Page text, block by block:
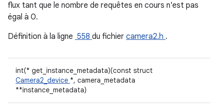
flux tant que le nombre de requêtes en cours n'est pas
égal à 0.
Définition à la ligne 558 du fichier camera2.h .
int(* get_instance_metadata)(const struct
Camera2_device *, camera_metadata
**instance_metadata)